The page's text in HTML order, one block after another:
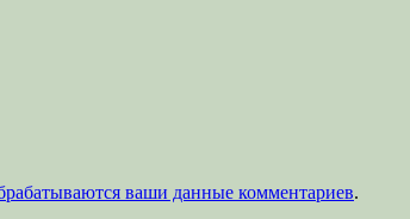
ваши данные комментариев.